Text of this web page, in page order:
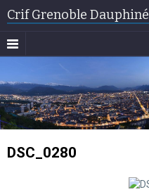
Crif Grenoble Dauphiné
DSC_0280